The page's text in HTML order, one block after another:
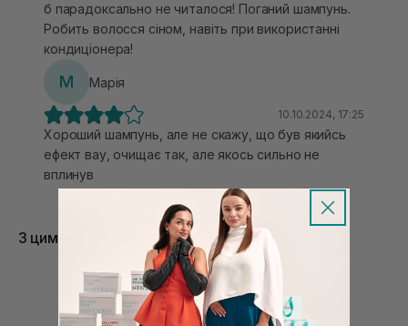
б парадоксально не читалося! Поганий шампунь.
Робить волосся сіном, навіть при використанні
кондиціонера!
М Марiя
10.10.2024, 17:25
Хороший шампунь, але не скажу, що був якийсь
ефект вау, очищає так, але якось сильно не
вплинув
З цим товаром купують